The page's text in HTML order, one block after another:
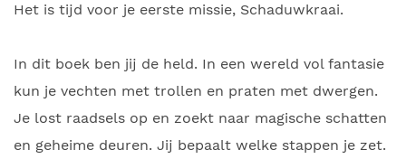
Het is tijd voor je eerste missie, Schaduwkraai.
In dit boek ben jij de held. In een wereld vol fantasie
kun je vechten met trollen en praten met dwergen.
Je lost raadsels op en zoekt naar magische schatten
en geheime deuren. Jij bepaalt welke stappen je zet.